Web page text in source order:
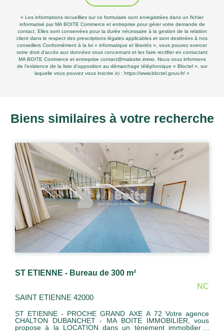
« Les informations recueillies sur ce formulaire sont enregistrées dans un fichier
informatisé par MA BOITE Commerce et entreprise pour gérer votre demande de
contact. Elles sont conservées pour la durée nécessaire à la gestion de la relation
client dans le respect des prescriptions légales applicables et sont destinées à nos
conseillers Conformément à la loi « informatique et libertés », vous pouvez exercer
votre droit d'accès aux données vous concernant et les faire rectifier en contactant
MA BOITE Commerce et entreprise contact@maboite.immo. Nous vous informons
de l'existence de la liste d'opposition au démarchage téléphonique « Bloctel », sur
laquelle vous pouvez vous inscrire ici : https://www.bloctel.gouv.fr/ »
Biens similaires à votre recherche
ST ETIENNE - Bureau de 300 m²
NC
SAINT ETIENNE 42000
ST ETIENNE - PROCHE GRAND AXE A 72 Votre agence
CHALTON DUBANCHET - MA BOITE IMMOBILIER, vous
propose à la LOCATION dans un tènement immobilier à